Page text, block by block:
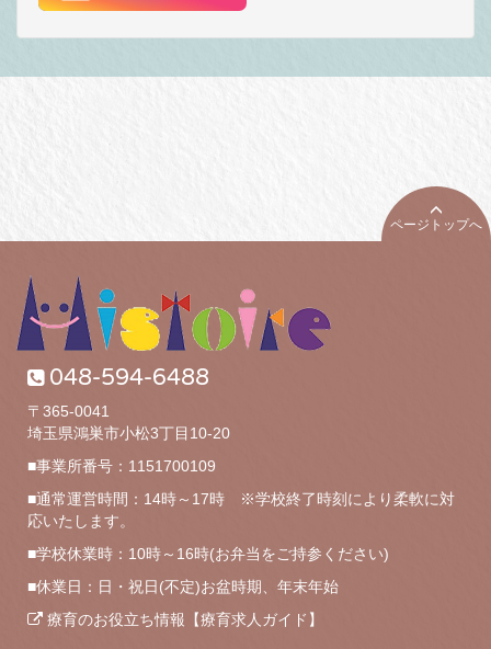
ページトップへ
048-594-6488
〒365-0041
埼玉県鴻巣市小松3丁目10-20
■事業所番号：1151700109
■通常運営時間：14時～17時 ※学校終了時刻により柔軟に対
応いたします。
■学校休業時：10時～16時(お弁当をご持参ください)
■休業日：日・祝日(不定)お盆時期、年末年始
療育のお役立ち情報【療育求人ガイド】